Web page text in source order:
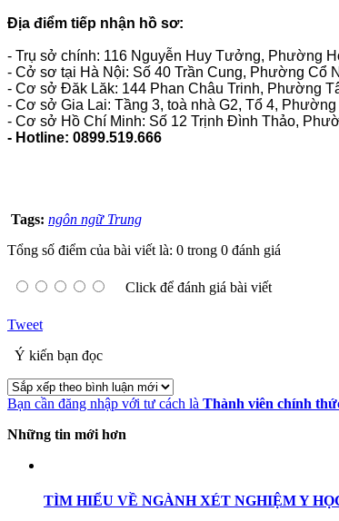
Địa điểm tiếp nhận hồ sơ:
- Trụ sở chính: 116 Nguyễn Huy Tưởng, Phường
- Cở sơ tại Hà Nội: Số 40 Trần Cung, Phường Cổ
- Cơ sở Đăk Lăk: 144 Phan Châu Trinh, Phường
- Cơ sở Gia Lai: Tầng 3, toà nhà G2, Tổ 4,
- Cơ sở Hồ Chí Minh: Số 12 Trịnh Đình Thảo,
- Hotline: 0899.519.666
Tags: ngôn ngữ Trung
Tổng số điểm của bài viết là: 0 trong 0 đánh giá
Click để đánh giá bài viết
Tweet
Ý kiến bạn đọc
Bạn cần đăng nhập với tư cách là Thành viên chính
Những tin mới hơn
TÌM HIỂU VỀ NGÀNH XÉT NGHIỆM Y